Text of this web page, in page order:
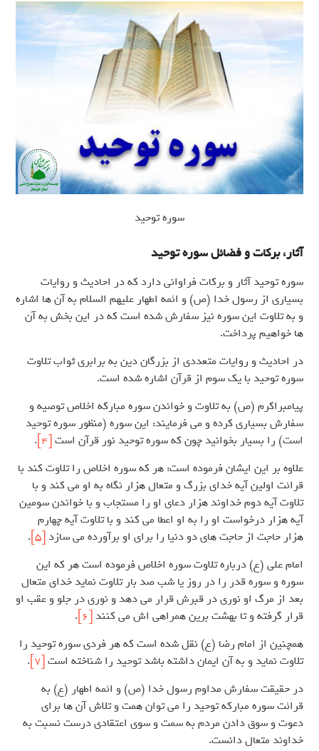
سوره توحید
آثار، برکات و فضائل سوره توحید
سوره توحید آثار و برکات فراوانی دارد که در احادیث و روایات
بسیاری از رسول خدا (ص) و ائمه اطهار علیهم السلام به آن ها اشاره
و به تلاوت این سوره نیز سفارش شده است که در این بخش به آن
ها خواهیم پرداخت.
در احادیث و روایات متعددی از بزرگان دین به برابری ثواب تلاوت
سوره توحید با یک سوم از قرآن اشاره شده است.
پیامبراکرم (ص) به تلاوت و خواندن سوره مبارکه اخلاص توصیه و
سفارش بسیاری کرده و می فرمایند: این سوره (منظور سوره توحید
است) را بسیار بخوانید چون که سوره توحید نور قرآن است [4]
.
علاوه بر این ایشان فرموده است: هر که سوره اخلاص را تلاوت کند با
قرائت اولین آیه خدای بزرگ و متعال هزار نگاه به او می کند و با
تلاوت آیه دوم خداوند هزار دعای او را مستجاب و با خواندن سومین
آیه هزار درخواست او را به او اعطا می کند و با تلاوت آیه چهارم
هزار حاجت از حاجت های دو دنیا را برای او برآورده می سازد [5]
.
امام علی (ع) درباره تلاوت سوره اخلاص فرموده است هر که این
سوره و سوره قدر را در روز یا شب صد بار تلاوت نماید خدای متعال
بعد از مرگ او نوری در قبرش قرار می دهد و نوری در جلو و عقب او
قرار گرفته و تا بهشت برین همراهی اش می کنند [6]
.
همچنین از امام رضا (ع) نقل شده است که هر فردی سوره توحید را
تلاوت نماید و به آن ایمان داشته باشد توحید را شناخته است [7]
.
در حقیقت سفارش مداوم رسول خدا (ص) و ائمه اطهار (ع) به
قرائت سوره مبارکه توحید را می توان همت و تلاش آن ها برای
دعوت و سوق دادن مردم به سمت و سوی اعتقادی درست نسبت به
خداوند متعال دانست.